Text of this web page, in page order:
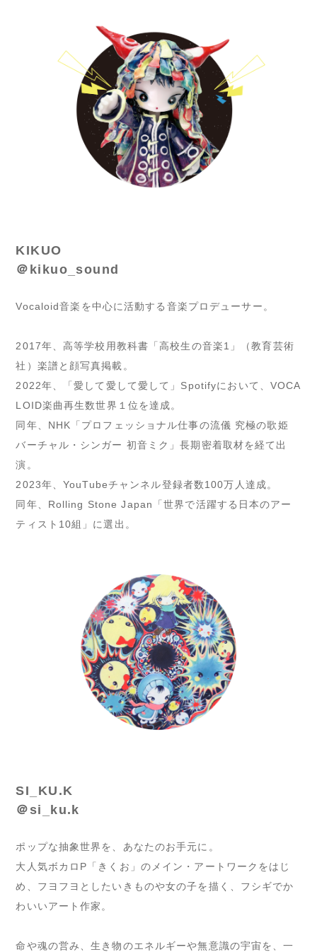
KIKUO
＠kikuo_sound
Vocaloid音楽を中心に活動する音楽プロデューサー。
2017年、高等学校用教科書「高校生の音楽1」（教育芸術
社）楽譜と顔写真掲載。
2022年、「愛して愛して愛して」Spotifyにおいて、VOCA
LOID楽曲再生数世界１位を達成。
同年、NHK「プロフェッショナル仕事の流儀 究極の歌姫
バーチャル・シンガー 初音ミク」長期密着取材を経て出
演。
2023年、YouTubeチャンネル登録者数100万人達成。
同年、Rolling Stone Japan「世界で活躍する日本のアー
ティスト10組」に選出。
SI_KU.K
＠si_ku.k
ポップな抽象世界を、あなたのお手元に。
大人気ボカロP「きくお」のメイン・アートワークをはじ
め、フヨフヨとしたいきものや女の子を描く、フシギでか
わいいアート作家。
命や魂の営み、生き物のエネルギーや無意識の宇宙を、一